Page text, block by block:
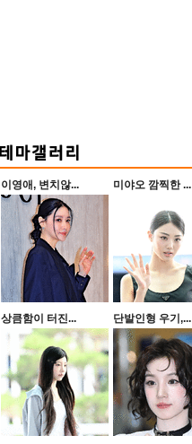
이영애, 변치않... 미야오 깜찍한 ...
상큼함이 터진... 단발인형 우기,...